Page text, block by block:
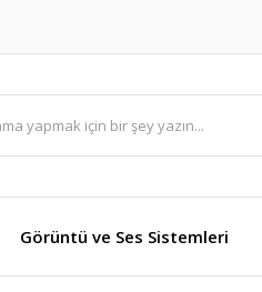
Görüntü ve Ses Sistemleri